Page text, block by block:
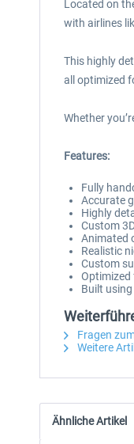
Located on
with airlines
This highly
all optimized
Whether
Features:
Fully
Accurate
Highly
Custom
Animated
Realistic
Custom
Optimized
Built
Fragen
Weitere
Ähnliche Artikel